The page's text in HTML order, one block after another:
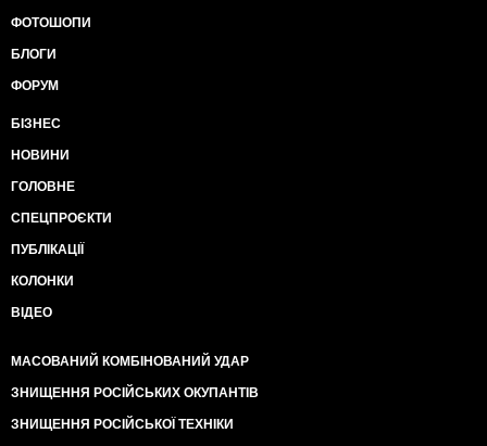
ФОТОШОПИ
БЛОГИ
ФОРУМ
БІЗНЕС
НОВИНИ
ГОЛОВНЕ
СПЕЦПРОЄКТИ
ПУБЛІКАЦІЇ
КОЛОНКИ
ВІДЕО
МАСОВАНИЙ КОМБІНОВАНИЙ УДАР
ЗНИЩЕННЯ РОСІЙСЬКИХ ОКУПАНТІВ
ЗНИЩЕННЯ РОСІЙСЬКОЇ ТЕХНІКИ